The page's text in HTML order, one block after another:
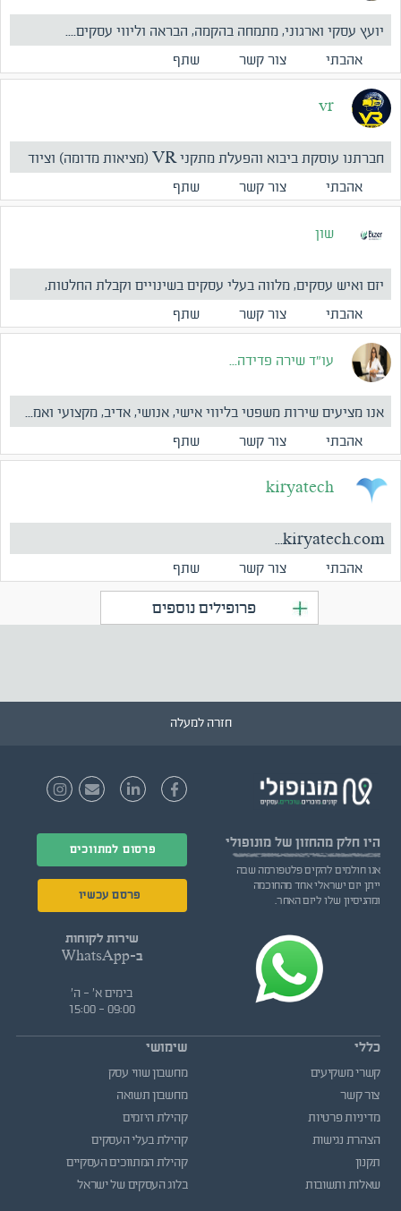
יועץ עסקי וארגוני, מתמחה בהקמה, הבראה וליווי עסקים....
אהבתי
צור קשר שתף
vr
חברתנו עוסקת ביבוא והפעלת מתקני VR (מציאות מדומה) וציוד
נלו...אהבתי צור קשר שתף
שון
יזם ואיש עסקים, מלווה בעלי עסקים בשינויים וקבלת החלטות,
מיזו...אהבתי צור קשר שתף
עו"ד שירה פדידה...
אנו מציעים שירות משפטי בליווי אישי, אנושי, אדיב, מקצועי ואמ...
אהבתי
צור קשר שתף
kiryatech
kiryatech.com...
אהבתי
צור קשר שתף
חזרה למעלה
היו חלק מהחזון של מונופולי
אנו חולמים להקים פלטפורמה שבה
ייתן יזם ישראלי אחד מהחוכמה
ומהניסיון שלו ליזם האחר.
פרסום למתווכים
פרסם עכשיו
שירות לקוחות
ב-WhatsApp
בימים א' - ה'
09:00 - 15:00
כללי
קשרי משקיעים
צור קשר
מדיניות פרטיות
הצהרת נגישות
תקנון
שאלות ותשובות
שימושי
מחשבון שווי עסק
מחשבון תשואה
קהילת היזמים
קהילת בעלי העסקים
קהילת המתווכים העסקיים
בלוג העסקים של ישראל